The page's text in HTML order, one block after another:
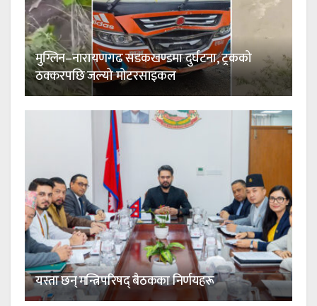
मुग्लिन–नारायणगढ सडकखण्डमा दुर्घटना, ट्रकको
ठक्करपछि जल्यो मोटरसाइकल
यस्ता छन् मन्त्रिपरिषद् बैठकका निर्णयहरू